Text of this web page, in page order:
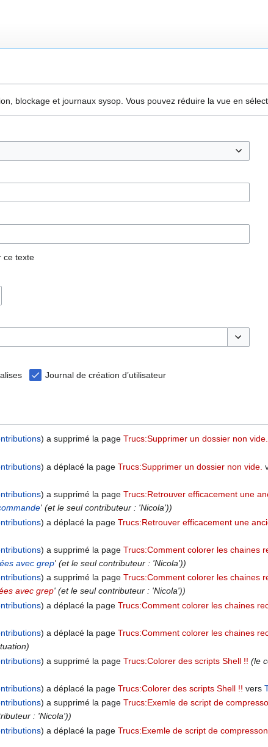
blockage et journaux sysop. Vous pouvez réduire la vue en
ce texte
Journal de création d’utilisateur
a supprimé la pageTrucs:Supprimer un dossier non vide.
a déplacé la pageTrucs:Supprimer un dossier non vide.
a supprimé la pageTrucs:Retrouver efficacement une
' (et le seul contributeur : 'Nicola'))
a déplacé la pageTrucs:Retrouver efficacement une
a supprimé la pageTrucs:Comment colorer les chaines
avec grep' (et le seul contributeur : 'Nicola'))
a supprimé la pageTrucs:Comment colorer les chaines
avec grep' (et le seul contributeur : 'Nicola'))
a déplacé la pageTrucs:Comment colorer les chaines
a déplacé la pageTrucs:Comment colorer les chaines
a supprimé la pageTrucs:Colorer des scripts Shell !! (le
a déplacé la pageTrucs:Colorer des scripts Shell !! vers
a supprimé la pageTrucs:Exemle de script de
: 'Nicola'))
a déplacé la pageTrucs:Exemle de script de